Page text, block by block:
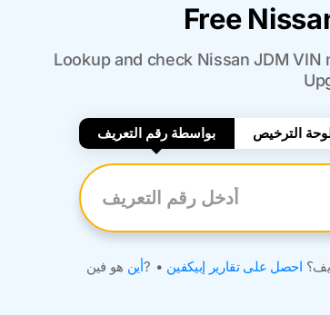
Free
Lookup and check Nissan JDM
بواسطة رقم التعريف الترخيص
أدخل رقم التعريف
أينهو فين? • احصل على تقارير إبيكفين